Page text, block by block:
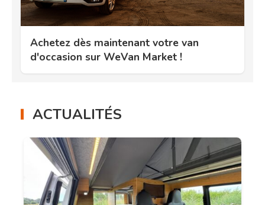
Achetez dès maintenant votre van
d'occasion sur WeVan Market !
ACTUALITÉS